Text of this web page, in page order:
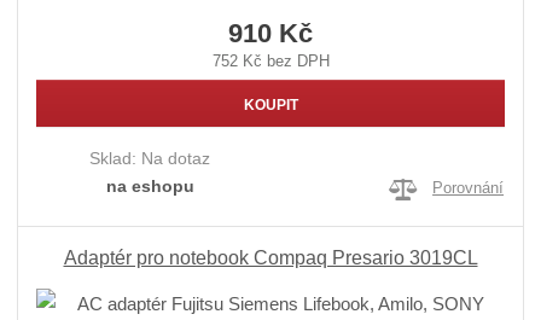
910 Kč
752 Kč bez DPH
KOUPIT
Sklad: Na dotaz
na eshopu
Porovnání
Adaptér pro notebook Compaq Presario 3019CL